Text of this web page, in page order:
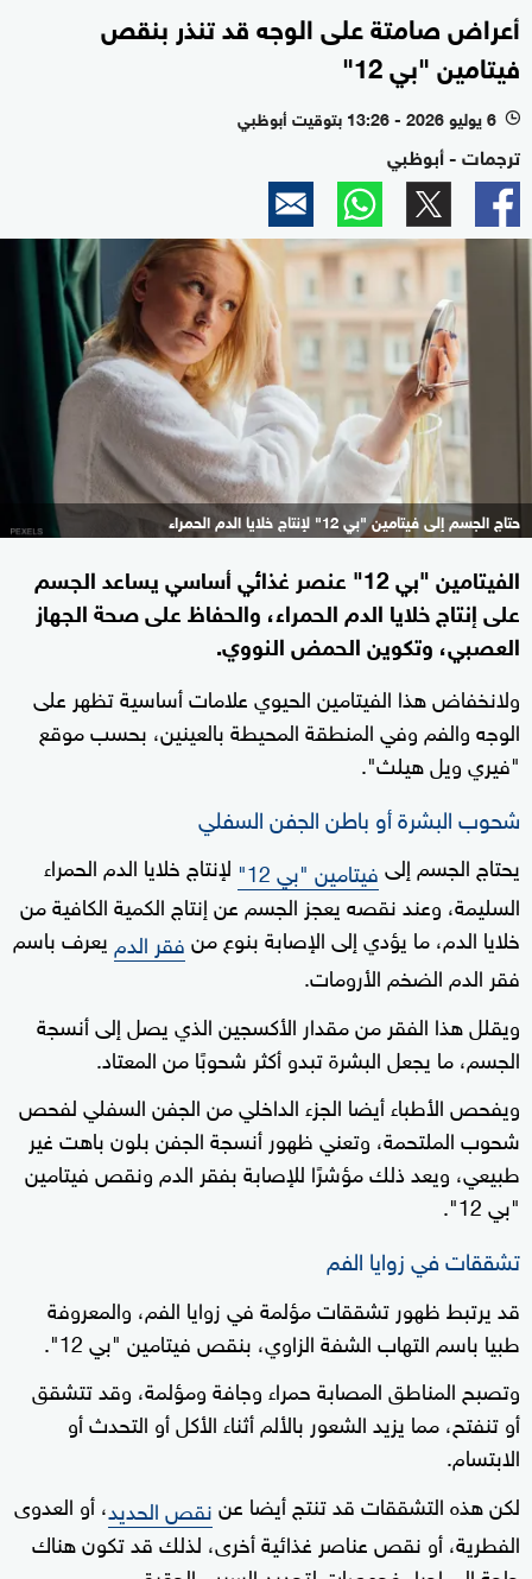
أعراض صامتة على الوجه قد تنذر بنقص
فيتامين "بي 12"
l 6 يوليو 2026 - 13:26 بتوقيت أبوظبي
ترجمات - أبوظبي
حتاج الجسم إلى فيتامين "بي 12" لإنتاج خلايا الدم الحمراء
الفيتامين "بي 12" عنصر غذائي أساسي يساعد الجسم
على إنتاج خلايا الدم الحمراء، والحفاظ على صحة الجهاز
العصبي، وتكوين الحمض النووي.
ولانخفاض هذا الفيتامين الحيوي علامات أساسية تظهر على
الوجه والفم وفي المنطقة المحيطة بالعينين، بحسب موقع
"فيري ويل هيلث".
شحوب البشرة أو باطن الجفن السفلي
يحتاج الجسم إلىفيتامين "بي 12"
لإنتاج خلايا الدم الحمراء
السليمة، وعند نقصه يعجز الجسم عن إنتاج الكمية الكافية من
خلايا الدم، ما يؤدي إلى الإصابة بنوع منفقر الدميعرف باسم
فقر الدم الضخم الأرومات.
ويقلل هذا الفقر من مقدار الأكسجين الذي يصل إلى أنسجة
الجسم، ما يجعل البشرة تبدو أكثر شحوبًا من المعتاد.
ويفحص الأطباء أيضا الجزء الداخلي من الجفن السفلي لفحص
شحوب الملتحمة، وتعني ظهور أنسجة الجفن بلون باهت غير
طبيعي، ويعد ذلك مؤشرًا للإصابة بفقر الدم ونقص فيتامين
"بي 12".
تشققات في زوايا الفم
قد يرتبط ظهور تشققات مؤلمة في زوايا الفم، والمعروفة
طبيا باسم التهاب الشفة الزاوي، بنقص فيتامين "بي 12".
وتصبح المناطق المصابة حمراء وجافة ومؤلمة، وقد تتشقق
أو تنفتح، مما يزيد الشعور بالألم أثناء الأكل أو التحدث أو
الابتسام.
لكن هذه التشققات قد تنتج أيضا عننقص الحديد، أو العدوى
الفطرية، أو نقص عناصر غذائية أخرى، لذلك قد تكون هناك